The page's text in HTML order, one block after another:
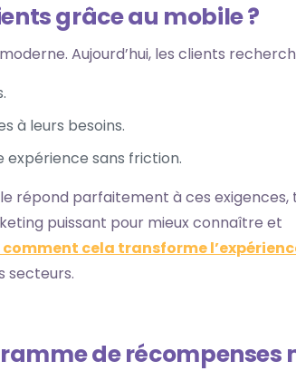
grâce au mobile ?
Aujourd’hui, les clients
à leurs besoins.
expérience sans friction.
répond parfaitement à ces exigences,
puissant pour mieux connaître et
comment cela transforme
secteurs.
de récompenses